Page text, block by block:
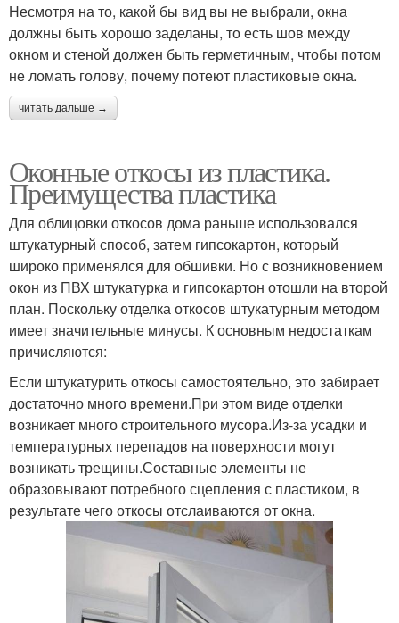
Несмотря на то, какой бы вид вы не выбрали, окна
должны быть хорошо заделаны, то есть шов между
окном и стеной должен быть герметичным, чтобы потом
не ломать голову, почему потеют пластиковые окна.
читать дальше →
Оконные откосы из пластика.
Преимущества пластика
Для облицовки откосов дома раньше использовался
штукатурный способ, затем гипсокартон, который
широко применялся для обшивки. Но с возникновением
окон из ПВХ штукатурка и гипсокартон отошли на второй
план. Поскольку отделка откосов штукатурным методом
имеет значительные минусы. К основным недостаткам
причисляются:
Если штукатурить откосы самостоятельно, это забирает
достаточно много времени.При этом виде отделки
возникает много строительного мусора.Из-за усадки и
температурных перепадов на поверхности могут
возникать трещины.Составные элементы не
образовывают потребного сцепления с пластиком, в
результате чего откосы отслаиваются от окна.